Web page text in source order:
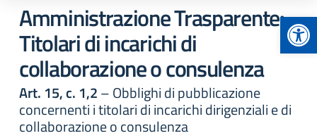
Amministrazione Trasparente:
Titolari di incarichi di
collaborazione o consulenza
Art. 15, c. 1,2– Obblighi di pubblicazione
concernenti i titolari di incarichi dirigenziali e di
collaborazione o consulenza